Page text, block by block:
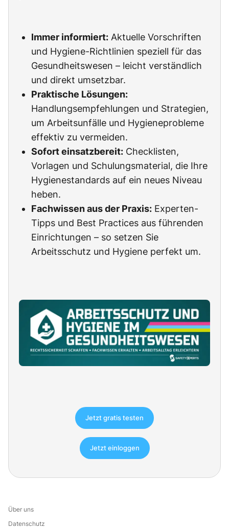
Immer informiert: Aktuelle Vorschriften
und Hygiene-Richtlinien speziell für das
Gesundheitswesen – leicht verständlich
und direkt umsetzbar.
Praktische Lösungen:
Handlungsempfehlungen und Strategien,
um Arbeitsunfälle und Hygieneprobleme
effektiv zu vermeiden.
Sofort einsatzbereit: Checklisten,
Vorlagen und Schulungsmaterial, die Ihre
Hygienestandards auf ein neues Niveau
heben.
Fachwissen aus der Praxis: Experten-
Tipps und Best Practices aus führenden
Einrichtungen – so setzen Sie
Arbeitsschutz und Hygiene perfekt um.
Jetzt gratis testen
Jetzt einloggen
Über uns
Datenschutz